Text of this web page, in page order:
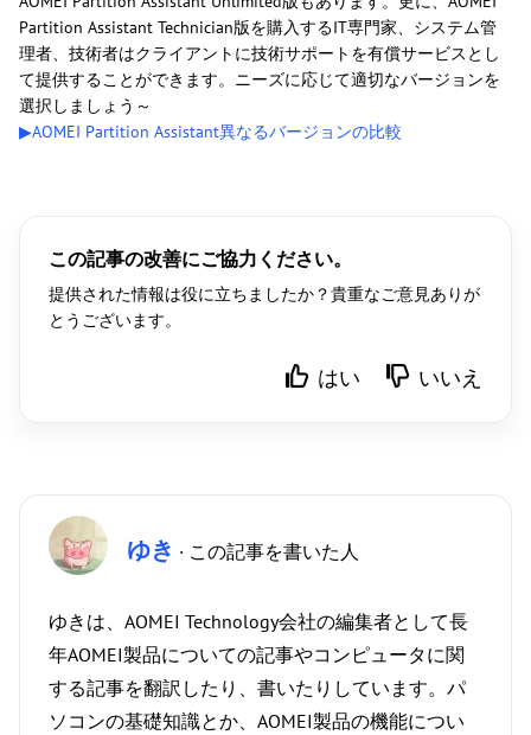
Partition Assistant Technician版を購入するIT専門家、システム管
理者、技術者はクライアントに技術サポートを有償サービスとし
て提供することができます。ニーズに応じて適切なバージョンを
選択しましょう～
▶AOMEI Partition Assistant異なるバージョンの比較
この記事の改善にご協力ください。
提供された情報は役に立ちましたか？貴重なご意見ありが
とうございます。
はい いいえ
ゆき · この記事を書いた人
ゆきは、AOMEI Technology会社の編集者として長
年AOMEI製品についての記事やコンピュータに関
する記事を翻訳したり、書いたりしています。パ
ソコンの基礎知識とか、AOMEI製品の機能につい